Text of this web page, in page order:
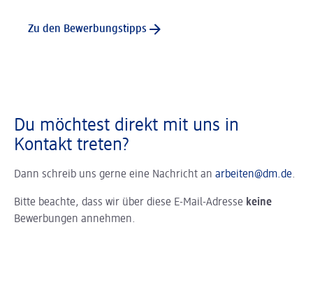
Zu den Bewerbungstipps
Du möchtest direkt mit uns in
Kontakt treten?
Dann schreib uns gerne eine Nachricht an arbeiten@dm.de.
Bitte beachte, dass wir über diese E-Mail-Adresse keine
Bewerbungen annehmen.